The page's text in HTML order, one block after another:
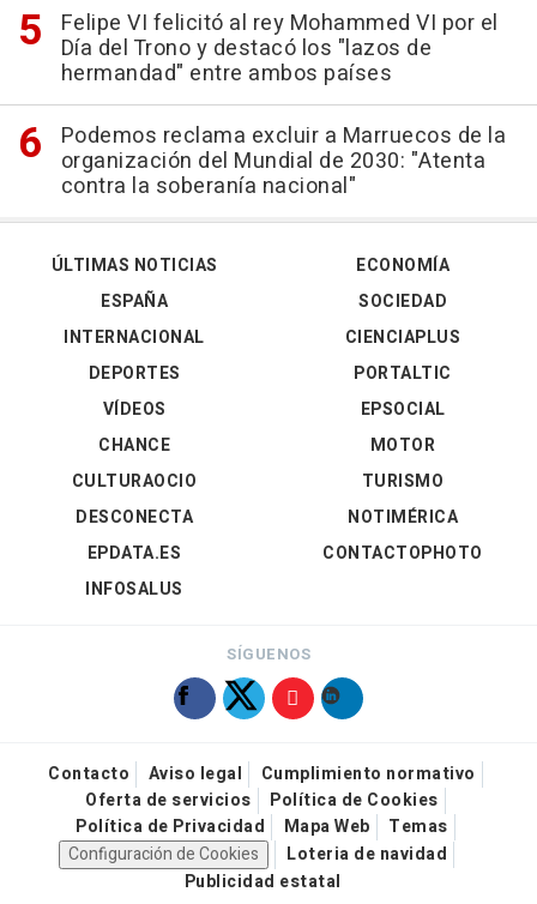
Felipe VI felicitó al rey Mohammed VI por el
Día del Trono y destacó los "lazos de
hermandad" entre ambos países
Podemos reclama excluir a Marruecos de la
organización del Mundial de 2030: "Atenta
contra la soberanía nacional"
ÚLTIMAS NOTICIAS
ESPAÑA
INTERNACIONAL
DEPORTES
VÍDEOS
ECONOMÍA
SOCIEDAD
CIENCIAPLUS
PORTALTIC
EPSOCIAL
CHANCE
CULTURAOCIO
DESCONECTA
EPDATA.ES
INFOSALUS
MOTOR
TURISMO
NOTIMÉRICA
CONTACTOPHOTO
SÍGUENOS
Contacto Aviso legal
Cumplimiento normativo
Oferta de servicios
Política de Cookies
Política de Privacidad
Mapa Web
Temas
Configuración de Cookies
Loteria de navidad
Publicidad estatal